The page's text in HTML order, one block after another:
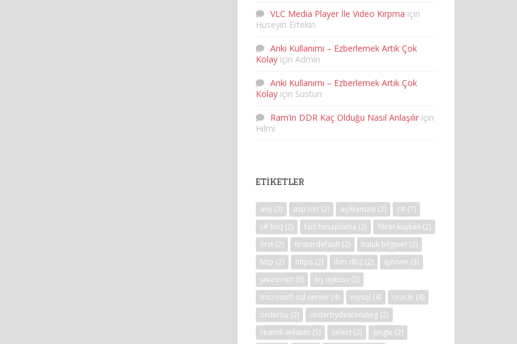
VLC Media Player İle Video Kırpma için
Huseyin Ertekin
Anki Kullanımı – Ezberlemek Artık Çok
Kolay için Admin
Anki Kullanımı – Ezberlemek Artık Çok
Kolay için Sustun
Ram’in DDR Kaç Olduğu Nasıl Anlaşılır için
Hilmi
ETIKETLER
any (2) asp.net (2) açıklaması (2) c# (7)
c# linq (2) faiz hesaplama (2) fikret kuşkan (2)
first (2) firstordefault (2) haluk bilginer (2)
http (2) https (2) ibm db2 (2) iphone (3)
javascript (6) kış uykusu (2)
microsoft sql server (4) mysql (4) oracle (4)
orderby (2) orderbydescending (2)
resimli anlatım (5) select (2) single (2)